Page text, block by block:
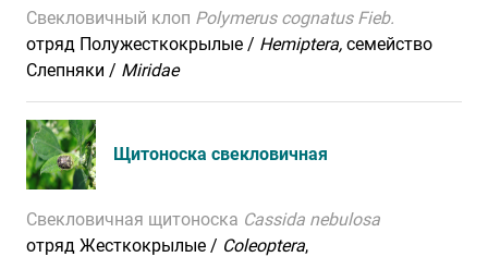
Свекловичный клоп Polymerus cognatus Fieb.
отряд Полужесткокрылые / Hemiptera, семейство
Слепняки / Miridae
Щитоноска свекловичная
Свекловичная щитоноска Cassida nebulosa
отряд Жесткокрылые / Coleoptera,